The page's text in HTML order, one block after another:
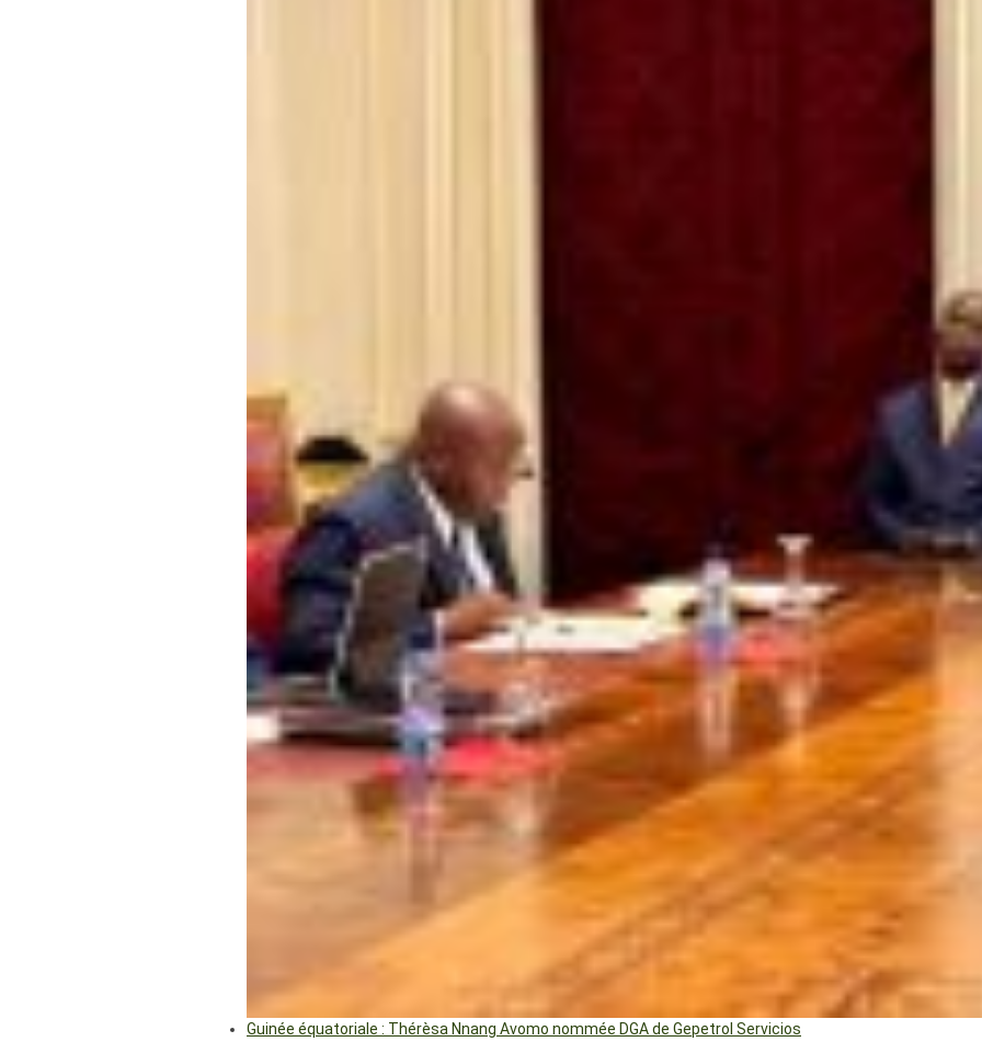
Guinée équatoriale : Thérèsa Nnang Avomo nommée DGA de Gepetrol Servicios